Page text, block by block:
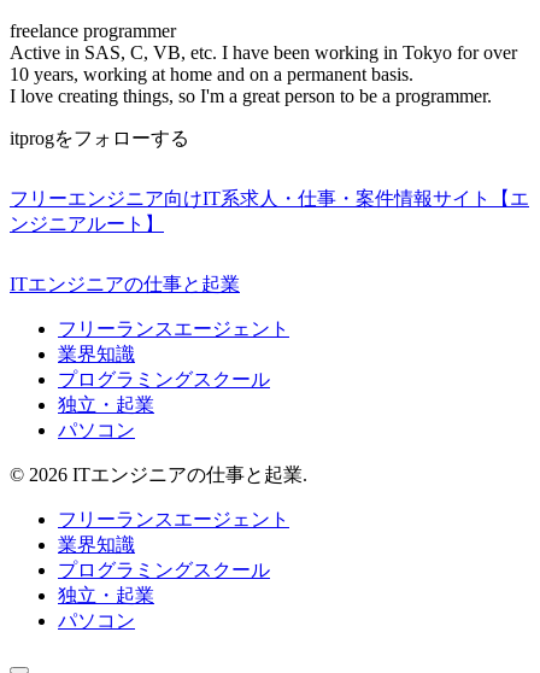
freelance programmer
Active in SAS, C, VB, etc. I have been working in Tokyo for over
10 years, working at home and on a permanent basis.
I love creating things, so I'm a great person to be a programmer.
itprogをフォローする
フリーエンジニア向けIT系求人・仕事・案件情報サイト【エ
ンジニアルート】
ITエンジニアの仕事と起業
フリーランスエージェント
業界知識
プログラミングスクール
独立・起業
パソコン
© 2026 ITエンジニアの仕事と起業.
フリーランスエージェント
業界知識
プログラミングスクール
独立・起業
パソコン